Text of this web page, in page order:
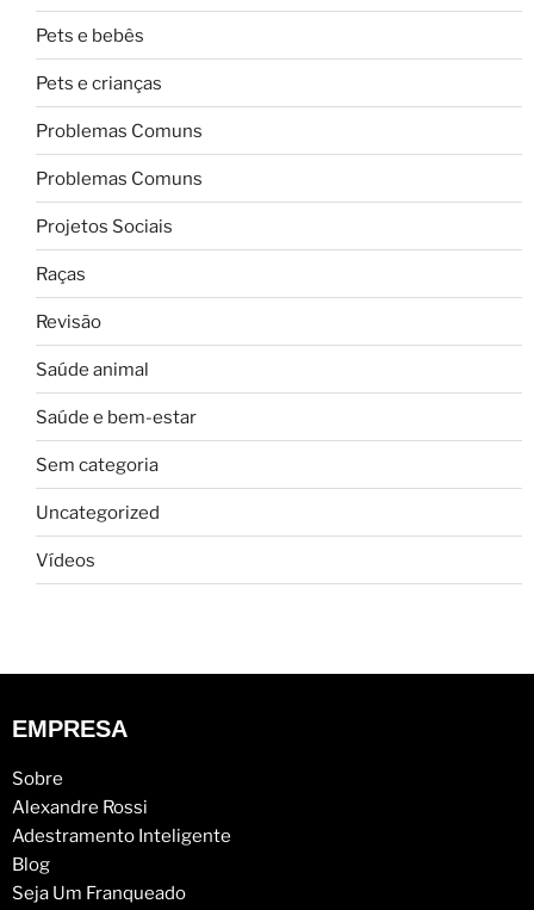
Pets e bebês
Pets e crianças
Problemas Comuns
Problemas Comuns
Projetos Sociais
Raças
Revisão
Saúde animal
Saúde e bem-estar
Sem categoria
Uncategorized
Vídeos
EMPRESA
Sobre
Alexandre Rossi
Adestramento Inteligente
Blog
Seja Um Franqueado